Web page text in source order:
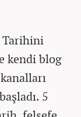
Tarihini
kendi blog
5